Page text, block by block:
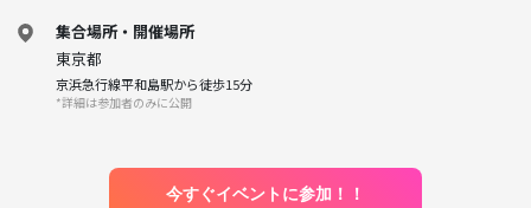
集合場所・開催場所
東京都
京浜急行線平和島駅から徒歩15分
*詳細は参加者のみに公開
今すぐイベントに参加！！